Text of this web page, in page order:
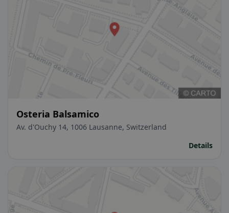
Osteria Balsamico
Av. d'Ouchy 14, 1006 Lausanne, Switzerland
Details